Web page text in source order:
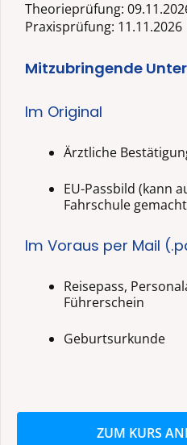
Theorieprüfung:
Praxisprüfung: 11.11.2026
Mitzubringende
Im Original
Ärztliche
EU-Passbild (kann
Fahrschule
Im Voraus per Mail
Reisepass,
Führerschein
Geburtsurkunde
ZUM KURS